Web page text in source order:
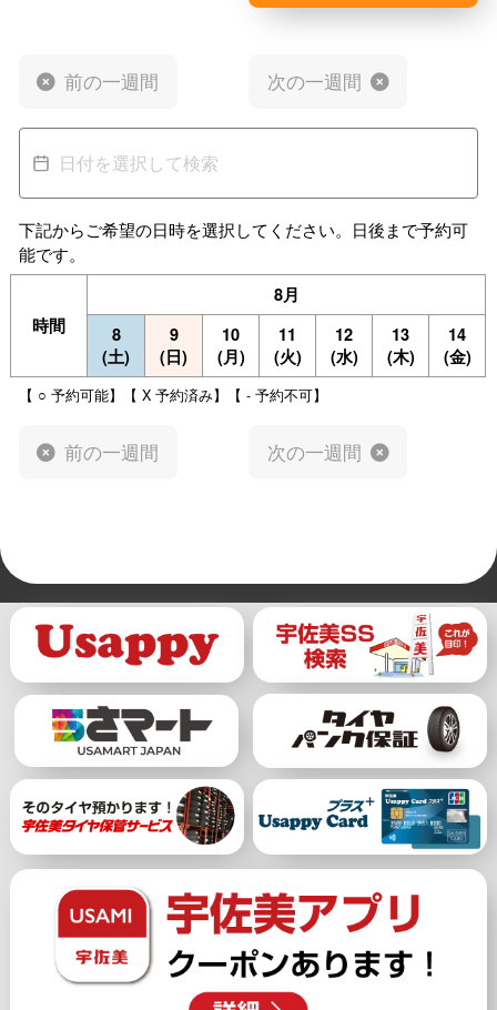
前の一週間 次の一週間
下記からご希望の日時を選択してください。日後まで予約可
能です。
時間
8月
8
(土)
9
(日)
10
(月)
11
(火)
12
(水)
13
(木)
14
(金)
【 ○ 予約可能】【 X 予約済み】【 - 予約不可】
前の一週間 次の一週間